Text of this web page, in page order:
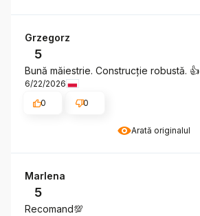
Arată originalul
Grzegorz
5
Bună măiestrie. Construcție robustă. 👍️
6/22/2026
0
0
Marlena
5
Recomand💯